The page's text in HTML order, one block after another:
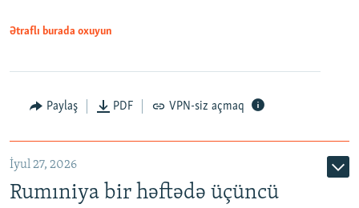
Ətraflı burada oxuyun
Paylaş PDF VPN-siz açmaq
İyul 27, 2026
Rumıniya bir həftədə üçüncü